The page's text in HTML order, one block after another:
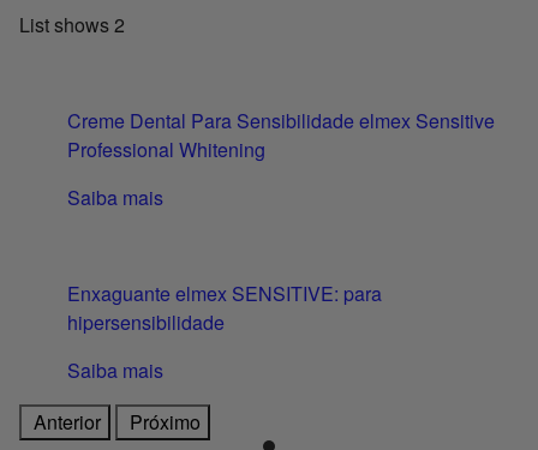
List shows2
Creme Dental Para Sensibilidade elmex Sensitive
Professional Whitening
Saiba mais
Enxaguante elmex SENSITIVE: para
hipersensibilidade
Saiba mais
Anterior
Próximo